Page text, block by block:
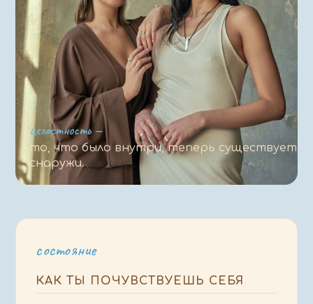
целостность —
то, что было внутри, теперь существует
снаружи.
состояние
КАК ТЫ ПОЧУВСТВУЕШЬ СЕБЯ